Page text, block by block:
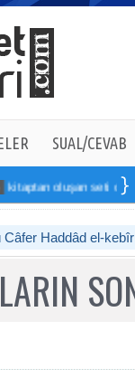
SUAL/CEVAB
oluşan seti online
Câfer Haddâd el-kebîr